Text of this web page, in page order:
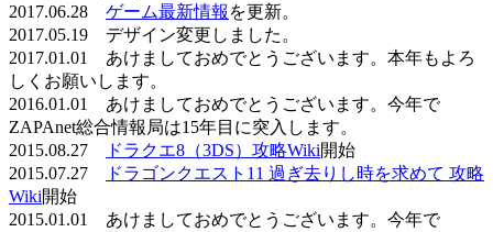
2017.06.28 ゲーム最新情報 を更新。
2017.05.19 デザイン変更しました。
2017.01.01 あけましておめでとうございます。本年もよろ
しくお願いします。
2016.01.01 あけましておめでとうございます。今年で
ZAPAnet総合情報局は15年目に突入します。
2015.08.27
ドラクエ8（3DS）攻略Wiki開始
2015.07.27
ドラゴンクエスト11 過ぎ去りし時を求めて 攻略
Wiki開始
2015.01.01 あけましておめでとうございます。今年で